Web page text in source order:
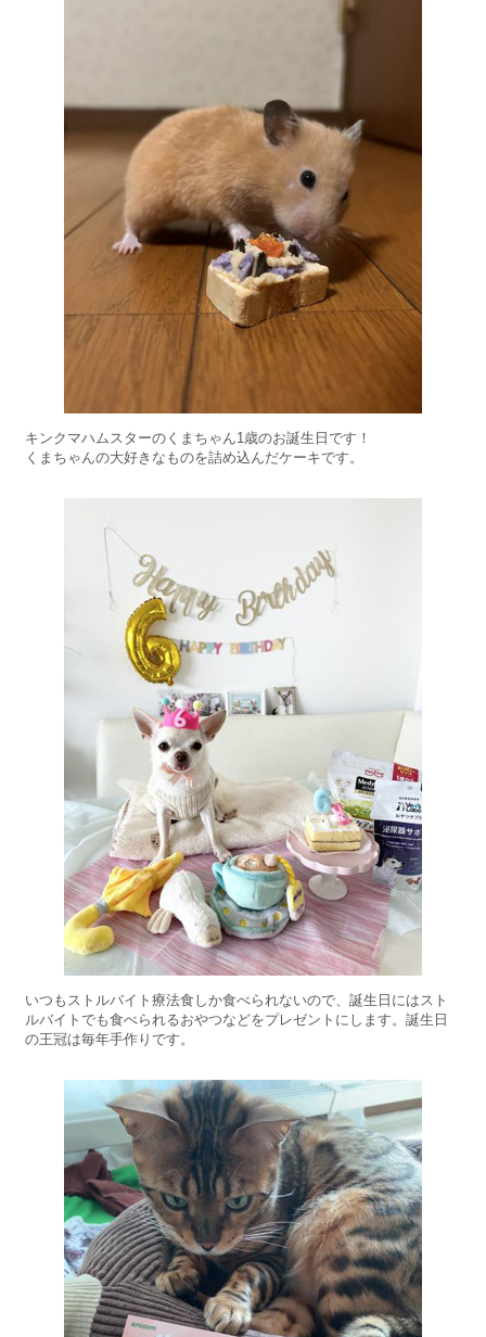
キンクマハムスターのくまちゃん1歳のお誕生日です！
くまちゃんの大好きなものを詰め込んだケーキです。
いつもストルバイト療法食しか食べられないので、誕生日にはスト
ルバイトでも食べられるおやつなどをプレゼントにします。誕生日
の王冠は毎年手作りです。